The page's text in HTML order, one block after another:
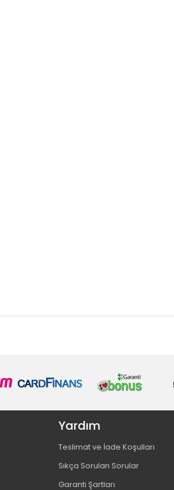
Yardım
Teslimat ve İade Koşulları
Sıkça Sorulan Sorular
Garanti Şartları